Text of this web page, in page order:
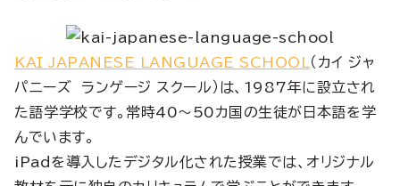
KAI JAPANESE LANGUAGE SCHOOL
（カイ ジャ
パニーズ ランゲージ スクール）は、1987年に設立され
た語学学校です。常時40〜50カ国の生徒が日本語を学
んでいます。
iPadを導入したデジタル化された授業では、オリジナル